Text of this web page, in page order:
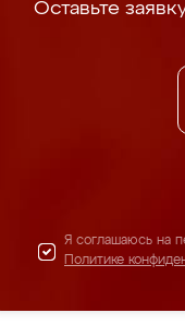
Оставьте
Я соглашаюсь на
Политике